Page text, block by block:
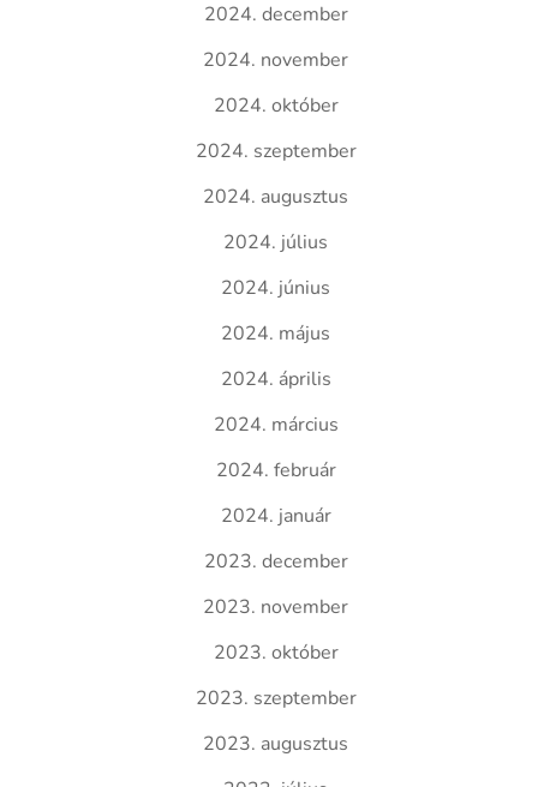
2024. december
2024. november
2024. október
2024. szeptember
2024. augusztus
2024. július
2024. június
2024. május
2024. április
2024. március
2024. február
2024. január
2023. december
2023. november
2023. október
2023. szeptember
2023. augusztus